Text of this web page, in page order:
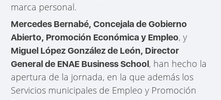
marca personal.
Mercedes Bernabé, Concejala de Gobierno
Abierto, Promoción Económica y Empleo, y
Miguel López González de León, Director
General de ENAE Business School, han hecho la
apertura de la jornada, en la que además los
Servicios municipales de Empleo y Promoción